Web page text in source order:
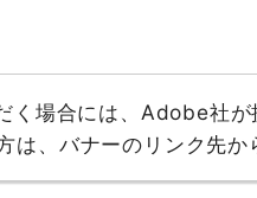
く場合には、Adobe社
、バナーのリンク先か